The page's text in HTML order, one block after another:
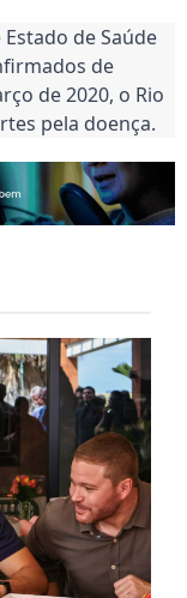
de Saúde
de
de 2020, o Rio
pela doença.